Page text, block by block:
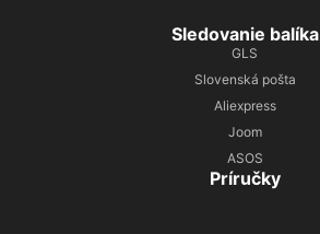
Sledovanie balíka
GLS
Slovenská pošta
Aliexpress
Joom
ASOS
Príručky